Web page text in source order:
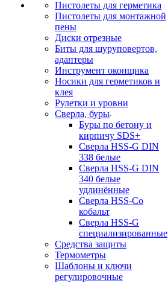
Пистолеты для герметика
Пистолеты для монтажной
пены
Диски отрезные
Биты для шуруповертов,
адаптеры
Инструмент оконщика
Носики для герметиков и
клея
Рулетки и уровни
Сверла, буры
Буры по бетону и
кирпичу SDS+
Сверла HSS-G DIN
338 белые
Сверла HSS-G DIN
340 белые
удлинённые
Сверла HSS-Co
кобальт
Сверла HSS-G
специализированные
Средства защиты
Термометры
Шаблоны и ключи
регулировочные